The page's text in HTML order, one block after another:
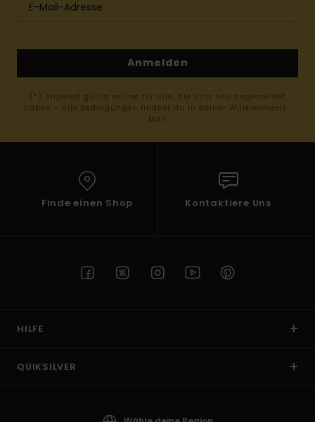
Anmelden
(*) Angebot gültig online für alle, die sich neu angemeldet
haben - Alle Bedingungen findest du in deiner Willkommens-
Mail
Finde einen Shop Kontaktiere Uns
HILFE
QUIKSILVER